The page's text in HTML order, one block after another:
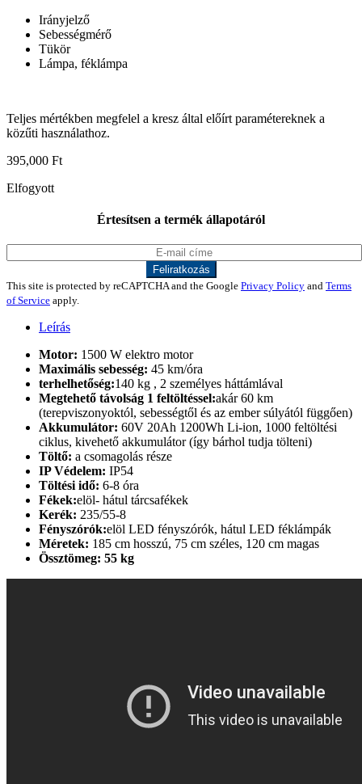
Irányjelző
Sebességmérő
Tükör
Lámpa, féklámpa
Teljes mértékben megfelel a kresz által előírt paramétereknek a
közűti használathoz.
395,000 Ft
Elfogyott
Értesítsen a termék állapotáról
This site is protected by reCAPTCHA and the Google Privacy Policy and Terms
of Service apply.
Leírás
Motor: 1500 W elektro motor
Maximális sebesség: 45 km/óra
terhelhetőség:140 kg , 2 személyes háttámlával
Megtehető távolság 1 feltöltéssel:akár 60 km
(terepviszonyoktól, sebességtől és az ember súlyától függően)
Akkumulátor: 60V 20Ah 1200Wh Li-ion, 1000 feltöltési
ciklus, kivehető akkumulátor (így bárhol tudja tölteni)
Töltő: a csomagolás része
IP Védelem: IP54
Töltési idő: 6-8 óra
Fékek:elöl- hátul tárcsafékek
Kerék: 235/55-8
Fényszórók:elöl LED fényszórók, hátul LED féklámpák
Méretek: 185 cm hosszú, 75 cm széles, 120 cm magas
Össztömeg: 55 kg